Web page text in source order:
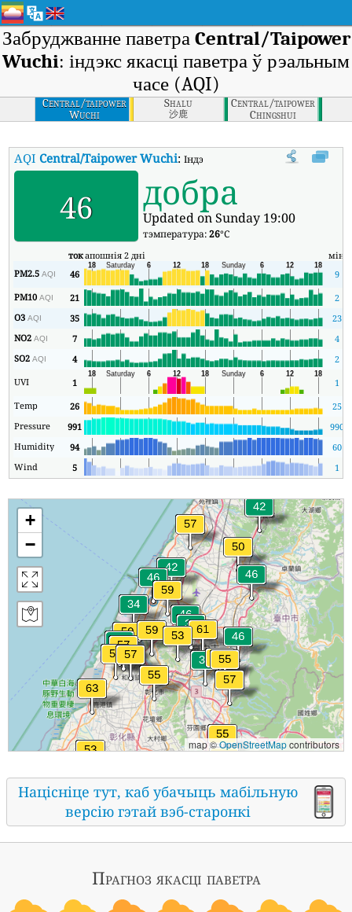
Забруджванне паветра Central/Taipower
Wuchi: індэкс якасці паветра ў рэальным
часе (AQI)
Central/taipower
Wuchi
Shalu
沙鹿
Central/taipower
Chingshui
AQICentral/Taipower Wuchi:Індэкс якасці паветра Central/
46 добра
Updated on Sunday 19:00
тэмпература:26°C
токапошнія 2 дні мін
PM2.5AQI 46
9
PM10AQI 21
2
O3AQI 35
23
NO2AQI 7
4
SO2AQI 4
2
UVI
1
1
Temp
26
25
Pressure
991 990
Humidity
94 60
Wind
5 1
+
−
map ©OpenStreetMapcontributors
Націсніце тут, каб убачыць мабільную
версію гэтай вэб-старонкі
Прагноз якасці паветра